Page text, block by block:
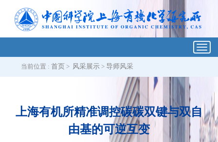
当前位置 : 首页 > 风采展示 > 导师风采
上海有机所精准调控碳碳双键与双自
由基的可逆互变